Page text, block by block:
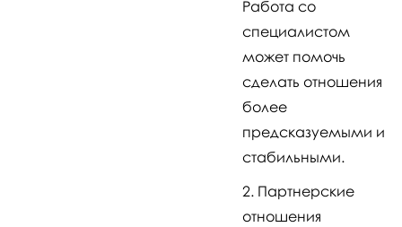
Работа со
специалистом
может помочь
сделать отношения
более
предсказуемыми и
стабильными.
Партнерские
отношения